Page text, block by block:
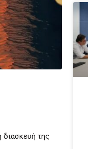
της